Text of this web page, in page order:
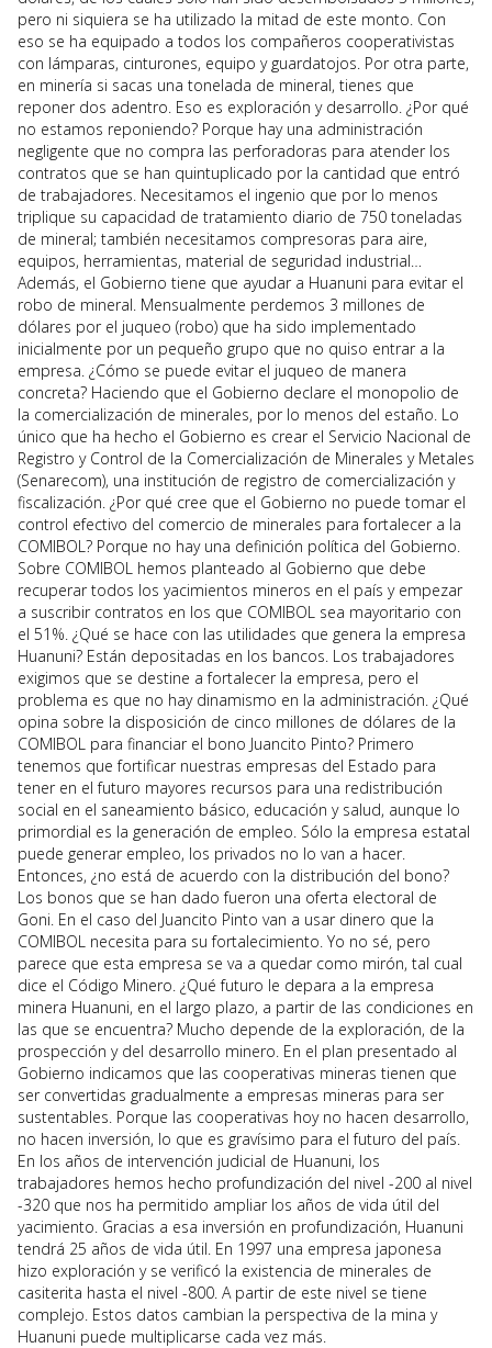
pero ni siquiera se ha utilizado la mitad de este monto. Con
eso se ha equipado a todos los compañeros cooperativistas
con lámparas, cinturones, equipo y guardatojos. Por otra parte,
en minería si sacas una tonelada de mineral, tienes que
reponer dos adentro. Eso es exploración y desarrollo. ¿Por qué
no estamos reponiendo? Porque hay una administración
negligente que no compra las perforadoras para atender los
contratos que se han quintuplicado por la cantidad que entró
de trabajadores. Necesitamos el ingenio que por lo menos
triplique su capacidad de tratamiento diario de 750 toneladas
de mineral; también necesitamos compresoras para aire,
equipos, herramientas, material de seguridad industrial…
Además, el Gobierno tiene que ayudar a Huanuni para evitar el
robo de mineral. Mensualmente perdemos 3 millones de
dólares por el juqueo (robo) que ha sido implementado
inicialmente por un pequeño grupo que no quiso entrar a la
empresa. ¿Cómo se puede evitar el juqueo de manera
concreta? Haciendo que el Gobierno declare el monopolio de
la comercialización de minerales, por lo menos del estaño. Lo
único que ha hecho el Gobierno es crear el Servicio Nacional de
Registro y Control de la Comercialización de Minerales y Metales
(Senarecom), una institución de registro de comercialización y
fiscalización. ¿Por qué cree que el Gobierno no puede tomar el
control efectivo del comercio de minerales para fortalecer a la
COMIBOL? Porque no hay una definición política del Gobierno.
Sobre COMIBOL hemos planteado al Gobierno que debe
recuperar todos los yacimientos mineros en el país y empezar
a suscribir contratos en los que COMIBOL sea mayoritario con
el 51%. ¿Qué se hace con las utilidades que genera la empresa
Huanuni? Están depositadas en los bancos. Los trabajadores
exigimos que se destine a fortalecer la empresa, pero el
problema es que no hay dinamismo en la administración. ¿Qué
opina sobre la disposición de cinco millones de dólares de la
COMIBOL para financiar el bono Juancito Pinto? Primero
tenemos que fortificar nuestras empresas del Estado para
tener en el futuro mayores recursos para una redistribución
social en el saneamiento básico, educación y salud, aunque lo
primordial es la generación de empleo. Sólo la empresa estatal
puede generar empleo, los privados no lo van a hacer.
Entonces, ¿no está de acuerdo con la distribución del bono?
Los bonos que se han dado fueron una oferta electoral de
Goni. En el caso del Juancito Pinto van a usar dinero que la
COMIBOL necesita para su fortalecimiento. Yo no sé, pero
parece que esta empresa se va a quedar como mirón, tal cual
dice el Código Minero. ¿Qué futuro le depara a la empresa
minera Huanuni, en el largo plazo, a partir de las condiciones en
las que se encuentra? Mucho depende de la exploración, de la
prospección y del desarrollo minero. En el plan presentado al
Gobierno indicamos que las cooperativas mineras tienen que
ser convertidas gradualmente a empresas mineras para ser
sustentables. Porque las cooperativas hoy no hacen desarrollo,
no hacen inversión, lo que es gravísimo para el futuro del país.
En los años de intervención judicial de Huanuni, los
trabajadores hemos hecho profundización del nivel -200 al nivel
-320 que nos ha permitido ampliar los años de vida útil del
yacimiento. Gracias a esa inversión en profundización, Huanuni
tendrá 25 años de vida útil. En 1997 una empresa japonesa
hizo exploración y se verificó la existencia de minerales de
casiterita hasta el nivel -800. A partir de este nivel se tiene
complejo. Estos datos cambian la perspectiva de la mina y
Huanuni puede multiplicarse cada vez más.